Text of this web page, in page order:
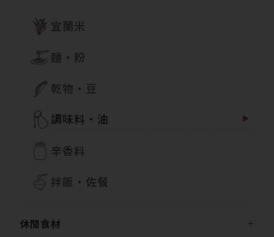
宜蘭米
麵・粉
乾物・豆
調味料・油
辛香料
拌飯・佐餐
休閒食材